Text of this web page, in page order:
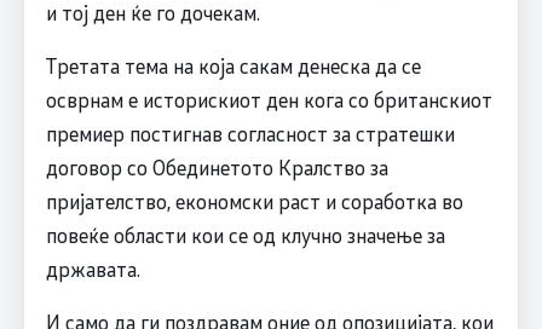
и тој ден ќе го дочекам.
Третата тема на која сакам денеска да се
осврнам е историскиот ден кога со британскиот
премиер постигнав согласност за стратешки
договор со Обединетото Кралство за
пријателство, економски раст и соработка во
повеќе области кои се од клучно значење за
државата.
И само да ги поздравам оние од опозицијата, кои